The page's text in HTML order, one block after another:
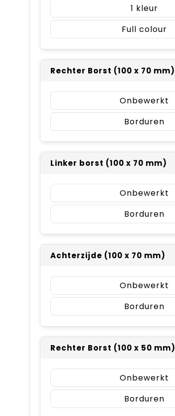
1
Full colour
Rechter Borst (100 x 70 mm)
Onbewerkt
Borduren
Linker borst (100 x 70 mm)
Onbewerkt
Borduren
Achterzijde (100 x 70 mm)
Onbewerkt
Borduren
Rechter Borst (100 x 50 mm)
Onbewerkt
Borduren